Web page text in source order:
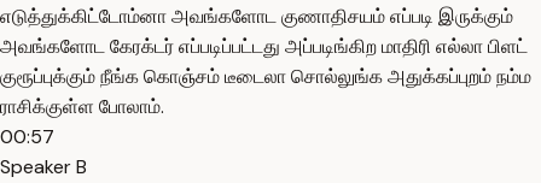
எடுத்துக்கிட்டோம்னா அவங்களோட குணாதிசயம் எப்படி இருக்கும்
அவங்களோட கேரக்டர் எப்படிப்பட்டது அப்படிங்கிற மாதிரி எல்லா பிளட்
குரூப்புக்கும் நீங்க கொஞ்சம் டீடைலா சொல்லுங்க அதுக்கப்புறம் நம்ம
ராசிக்குள்ள போலாம்.
00:57
Speaker B